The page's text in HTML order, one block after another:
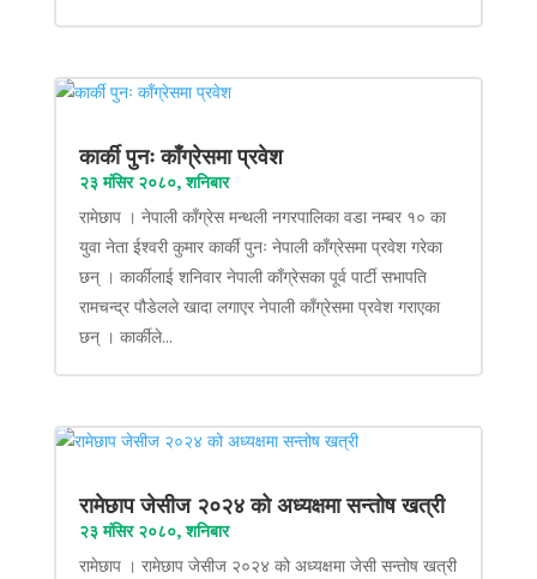
कार्की पुनः काँग्रेसमा प्रवेश
२३ मंसिर २०८०, शनिबार
रामेछाप । नेपाली काँग्रेस मन्थली नगरपालिका वडा नम्बर १० का
युवा नेता ईश्वरी कुमार कार्की पुनः नेपाली काँग्रेसमा प्रवेश गरेका
छन् । कार्कीलाई शनिवार नेपाली काँग्रेसका पूर्व पार्टी सभापति
रामचन्द्र पौडेलले खादा लगाएर नेपाली काँग्रेसमा प्रवेश गराएका
छन् । कार्कीले...
रामेछाप जेसीज २०२४ को अध्यक्षमा सन्तोष खत्री
२३ मंसिर २०८०, शनिबार
रामेछाप । रामेछाप जेसीज २०२४ को अध्यक्षमा जेसी सन्तोष खत्री